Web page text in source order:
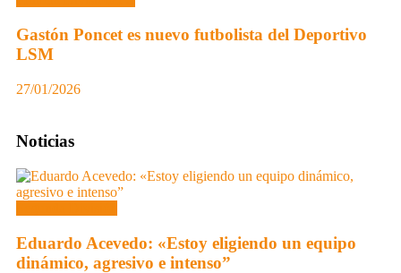
Gastón Poncet es nuevo futbolista del Deportivo
LSM
27/01/2026
Noticias
Eduardo Acevedo: «Estoy eligiendo un equipo
dinámico, agresivo e intenso”